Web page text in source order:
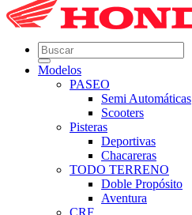
Modelos
PASEO
Semi Automáticas
Scooters
Pisteras
Deportivas
Chacareras
TODO TERRENO
Doble Propósito
Aventura
CRF